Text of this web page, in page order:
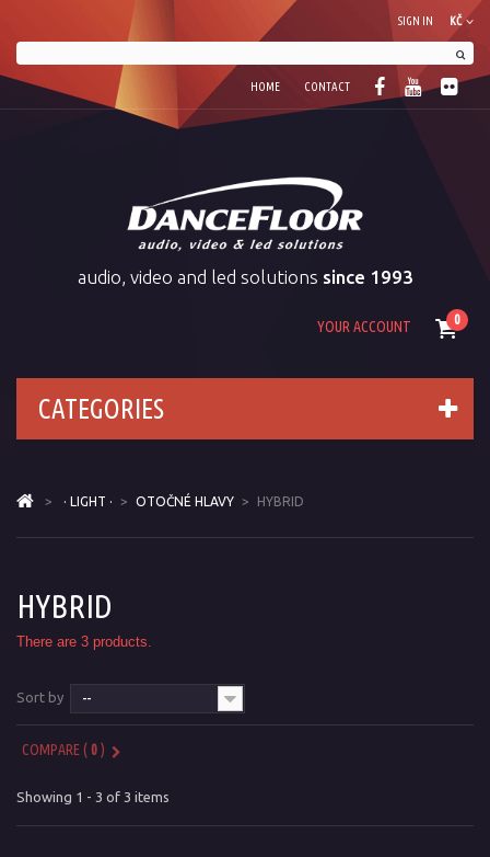
KČ
SIGN IN
HOME CONTACT
audio, video and led solutions since 1993
0
YOUR ACCOUNT
CATEGORIES
> · LIGHT · > OTOČNÉ HLAVY > HYBRID
HYBRID
There are 3 products.
Sort by --
COMPARE (0)
Showing 1 - 3 of 3 items